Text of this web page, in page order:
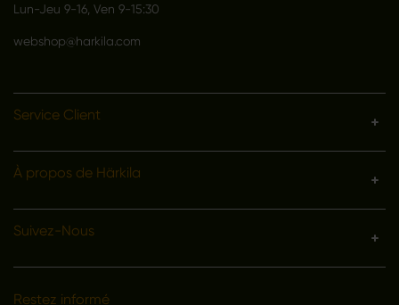
Lun-Jeu 9-16, Ven 9-15:30
webshop@harkila.com
Service Client
À propos de Härkila
Suivez-Nous
Restez informé